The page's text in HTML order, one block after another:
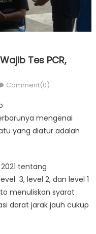
Tes PCR,
Comment(0)
mengenai
yang diatur adalah
tentang
3, level 2, dan level 1
menuliskan syarat
darat jarak jauh cukup